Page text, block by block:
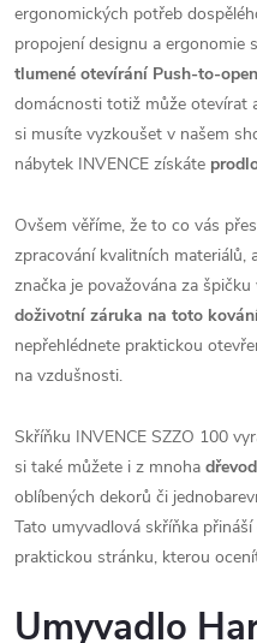
ergonomických potřeb
propojení designu a ergonomie
tlumené otevírání Push-to-open
domácnosti totiž může otevírat
si musíte vyzkoušet v našem
nábytek INVENCE získáte
Ovšem věříme, že to co vás
zpracování kvalitních materiálů,
značka je považována za
doživotní záruka na toto
nepřehlédnete praktickou
na vzdušnosti.
Skříňku INVENCE SZZO 100
si také můžete i z mnoha
oblíbených dekorů či
Tato umyvadlová skříňka
praktickou stránku, kterou
Umyvadlo